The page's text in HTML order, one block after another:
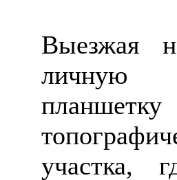
Выезжая
личную
участка,